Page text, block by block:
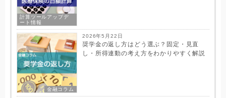
計算ツールアップデ
ート情報
金融コラム
2026年5月22日
奨学金の返し方はどう選ぶ？固定・見直
し・所得連動の考え方をわかりやすく解説